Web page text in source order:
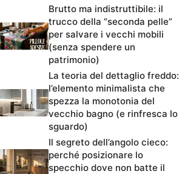
Brutto ma indistruttibile: il
trucco della “seconda pelle”
per salvare i vecchi mobili
(senza spendere un
patrimonio)
La teoria del dettaglio freddo:
l’elemento minimalista che
spezza la monotonia del
vecchio bagno (e rinfresca lo
sguardo)
Il segreto dell’angolo cieco:
perché posizionare lo
specchio dove non batte il